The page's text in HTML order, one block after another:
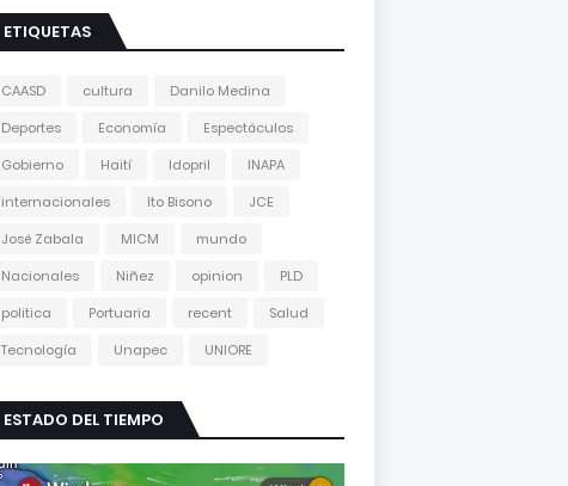
ETIQUETAS
CAASD cultura
Danilo Medina
Deportes
Economía
Espectáculos
Gobierno
Haití Idopril
INAPA
internacionales
Ito Bisono
JCE
José Zabala
MICM
mundo
Nacionales
Niñez opinion
PLD
politica
Portuaria recent
Salud
Tecnología
Unapec UNIORE
ESTADO DEL TIEMPO